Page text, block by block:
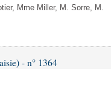
Mme Miller, M. Sorre, M.
- n° 1364